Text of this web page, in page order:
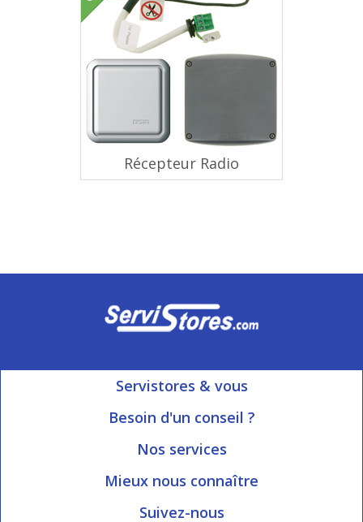
Récepteur Radio
Servistores & vous
Mon compte
Besoin d'un conseil ?
Ouvert du Lundi au Vendredi
Nos services
Informations livraison
Blog Servistores
Mieux nous connaître
Qui sommes-nous?
Suivez-nous